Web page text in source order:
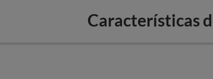
Características